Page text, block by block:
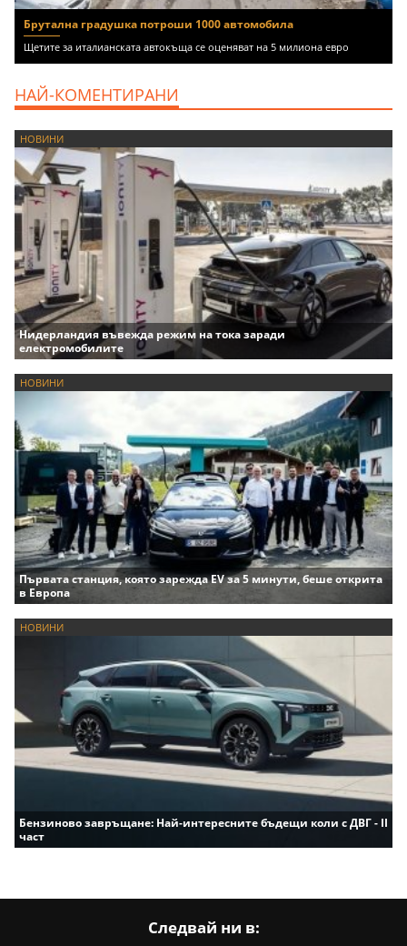
Брутална градушка потроши 1000 автомобила
Щетите за италианската автокъща се оценяват на 5 милиона евро
НАЙ-КОМЕНТИРАНИ
НОВИНИ
Нидерландия въвежда режим на тока заради
електромобилите
НОВИНИ
Първата станция, която зарежда EV за 5 минути, беше открита
в Европа
НОВИНИ
Бензиново завръщане: Най-интересните бъдещи коли с ДВГ - II
част
Следвай ни в: